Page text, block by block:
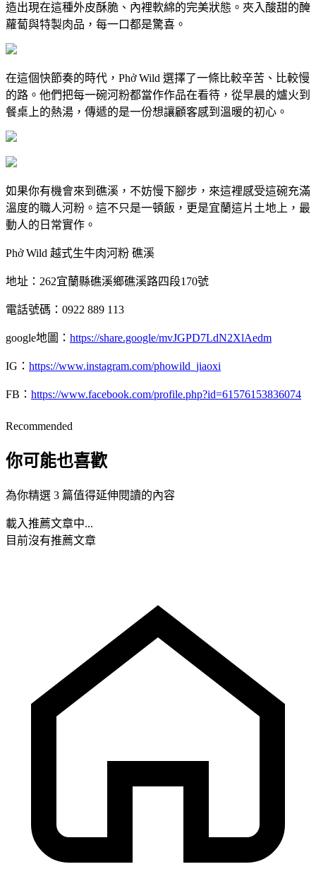
造出現在這種外皮酥脆、內裡軟綿的完美狀態。夾入酸甜的醃
蘿蔔與特製肉品，每一口都是驚喜。
在這個快節奏的時代，Phở Wild 選擇了一條比較辛苦、比較慢
的路。他們把每一碗河粉都當作作品在看待，從早晨的爐火到
餐桌上的熱湯，傳遞的是一份想讓顧客感到溫暖的初心。
如果你有機會來到礁溪，不妨慢下腳步，來這裡感受這碗充滿
溫度的職人河粉。這不只是一頓飯，更是宜蘭這片土地上，最
動人的日常實作。
Phở Wild 越式生牛肉河粉 礁溪
地址：262宜蘭縣礁溪鄉礁溪路四段170號
電話號碼：0922 889 113
google地圖： https://share.google/mvJGPD7LdN2XlAedm
IG： https://www.instagram.com/phowild_jiaoxi
FB： https://www.facebook.com/profile.php?id=61576153836074
Recommended
你可能也喜歡
為你精選 3 篇值得延伸閱讀的內容
載入推薦文章中...
目前沒有推薦文章